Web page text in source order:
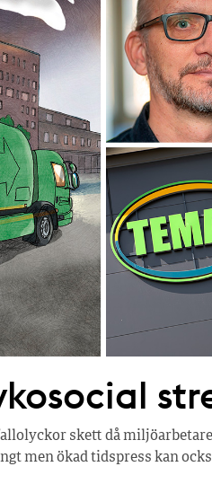
skett då
men ökad tidspress kan